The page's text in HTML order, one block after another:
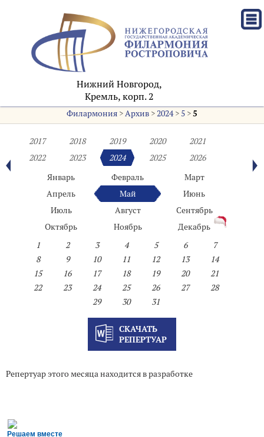
Нижний Новгород,
Кремль, корп. 2
Филармония>Архив>2024> 5>5
2017 2018 2019 2020
2021
2022
2023 2024 2025
2026
Январь
Февраль
Март
Апрель
Май
Июнь
Июль
Август
Сентябрь
Октябрь
Ноябрь
Декабрь
1
2 3 4 5 6
7
8
9 10 11 12 13
14
15
16 17 18 19 20
21
22
23 24 25 26 27
28
29
30 31
СКАЧАТЬ
РЕПЕРТУАР
Репертуар этого месяца находится в разработке
Решаем вместе